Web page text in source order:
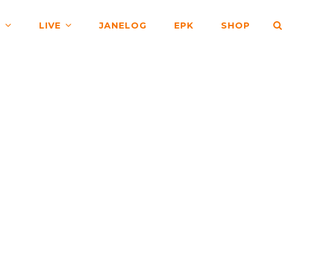
LIVE JANELOG EPK SHOP